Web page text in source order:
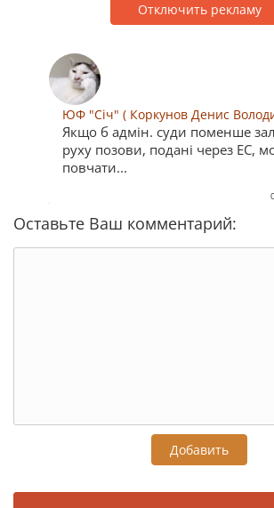
Отключить рекламу
ЮФ "Січ" ( Коркунов Денис
Якщо б адмін. суди поменше
руху позови, подані через ЕС,
повчати...
Оставьте Ваш комментарий:
Добавить